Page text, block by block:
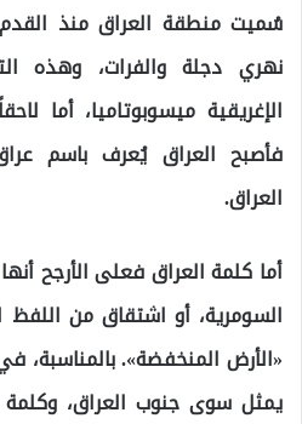
سُميت منطقة العراق منذ القدم
نهري دجلة والفرات، وهذه
الإغريقية ميسوبوتاميا، أما
فأصبح العراق يُعرف باسم
العراق.
أما كلمة العراق فعلى الأرجح
السومرية، أو اشتقاق من
«الأرض المنخفضة». بالمناسبة،
يمثل سوى جنوب العراق،